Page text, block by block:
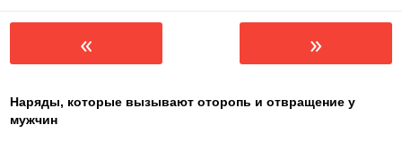
« »
Наряды, которые вызывают оторопь и отвращение у
мужчин